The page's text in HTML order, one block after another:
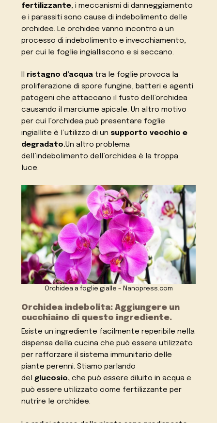
fertilizzante, i meccanismi di danneggiamento
e i parassiti sono cause di indebolimento delle
orchidee. Le orchidee vanno incontro a un
processo di indebolimento e invecchiamento,
per cui le foglie ingialliscono e si seccano.
Il ristagno d’acqua tra le foglie provoca la
proliferazione di spore fungine, batteri e agenti
patogeni che attaccano il fusto dell’orchidea
causando il marciume apicale. Un altro motivo
per cui l’orchidea può presentare foglie
ingiallite è l’utilizzo di un supporto vecchio e
degradato.Un altro problema
dell’indebolimento dell’orchidea è la troppa
luce.
Orchidea a foglie gialle – Nanopress.com
Orchidea indebolita: Aggiungere un
cucchiaino di questo ingrediente.
Esiste un ingrediente facilmente reperibile nella
dispensa della cucina che può essere utilizzato
per rafforzare il sistema immunitario delle
piante perenni. Stiamo parlando
del glucosio, che può essere diluito in acqua e
può essere utilizzato come fertilizzante per
nutrire le orchidee.